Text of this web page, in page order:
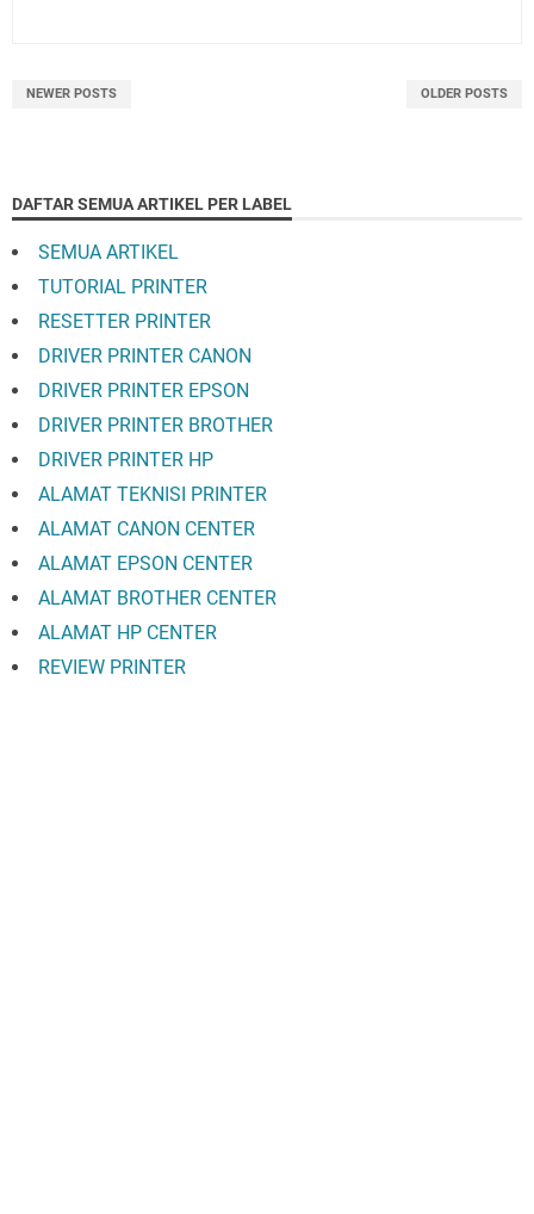
NEWER POSTS OLDER POSTS
DAFTAR SEMUA ARTIKEL PER LABEL
SEMUA ARTIKEL
TUTORIAL PRINTER
RESETTER PRINTER
DRIVER PRINTER CANON
DRIVER PRINTER EPSON
DRIVER PRINTER BROTHER
DRIVER PRINTER HP
ALAMAT TEKNISI PRINTER
ALAMAT CANON CENTER
ALAMAT EPSON CENTER
ALAMAT BROTHER CENTER
ALAMAT HP CENTER
REVIEW PRINTER